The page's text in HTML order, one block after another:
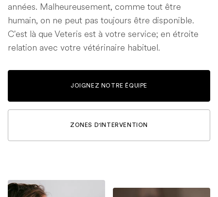
années. Malheureusement, comme tout être
humain, on ne peut pas toujours être disponible.
C'est là que Veteris est à votre service; en étroite
relation avec votre vétérinaire habituel.
JOIGNEZ NOTRE ÉQUIPE
ZONES D'INTERVENTION